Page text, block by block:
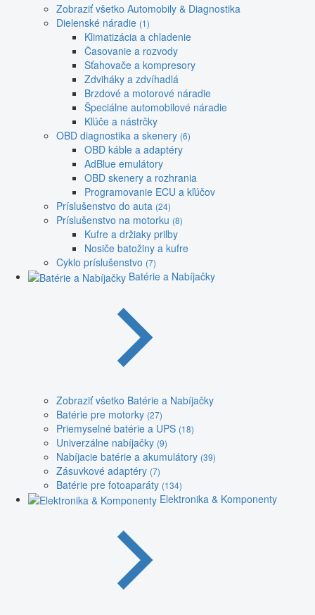
Zobraziť všetko Automobily & Diagnostika
Dielenské náradie (1)
Klimatizácia a chladenie
Časovanie a rozvody
Sťahovače a kompresory
Zdviháky a zdvíhadlá
Brzdové a motorové náradie
Špeciálne automobilové náradie
Kľúče a nástrčky
OBD diagnostika a skenery (6)
OBD káble a adaptéry
AdBlue emulátory
OBD skenery a rozhrania
Programovanie ECU a kľúčov
Príslušenstvo do auta (24)
Príslušenstvo na motorku (8)
Kufre a držiaky prilby
Nosiče batožiny a kufre
Cyklo príslušenstvo (7)
Batérie a Nabíjačky
Zobraziť všetko Batérie a Nabíjačky
Batérie pre motorky (27)
Priemyselné batérie a UPS (18)
Univerzálne nabíjačky (9)
Nabíjacie batérie a akumulátory (39)
Zásuvkové adaptéry (7)
Batérie pre fotoaparáty (134)
Elektronika & Komponenty